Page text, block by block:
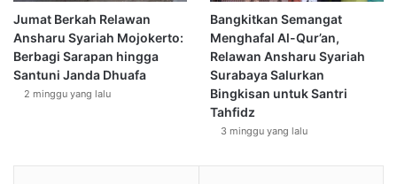
Jumat Berkah Relawan
Ansharu Syariah Mojokerto:
Berbagi Sarapan hingga
Santuni Janda Dhuafa
2 minggu yang lalu
Bangkitkan Semangat
Menghafal Al-Qur’an,
Relawan Ansharu Syariah
Surabaya Salurkan
Bingkisan untuk Santri
Tahfidz
3 minggu yang lalu